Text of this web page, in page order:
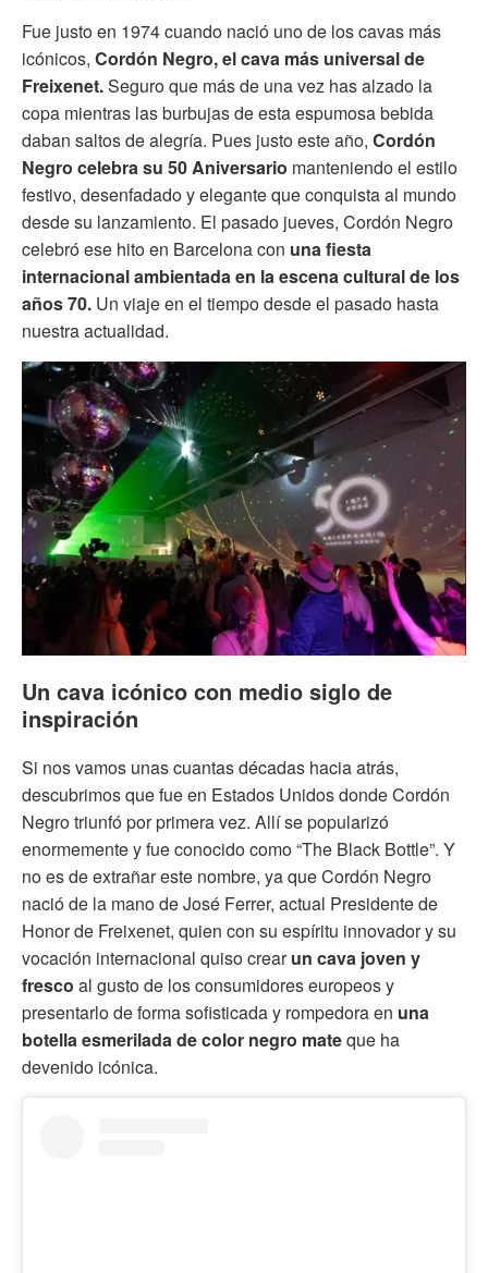
Fue justo en 1974 cuando nació uno de los cavas más
icónicos, Cordón Negro, el cava más universal de
Freixenet.Seguro que más de una vez has alzado la
copa mientras las burbujas de esta espumosa bebida
daban saltos de alegría. Pues justo este año, Cordón
Negro celebra su 50 Aniversario manteniendo el estilo
festivo, desenfadado y elegante que conquista al mundo
desde su lanzamiento. El pasado jueves, Cordón Negro
celebró ese hito en Barcelona con una fiesta
internacional ambientada en la escena cultural de los
años 70. Un viaje en el tiempo desde el pasado hasta
nuestra actualidad.
Un cava icónico con medio siglo de
inspiración
Si nos vamos unas cuantas décadas hacia atrás,
descubrimos que fue en Estados Unidos donde Cordón
Negro triunfó por primera vez. Allí se popularizó
enormemente y fue conocido como “The Black Bottle”. Y
no es de extrañar este nombre, ya que Cordón Negro
nació de la mano de José Ferrer, actual Presidente de
Honor de Freixenet, quien con su espíritu innovador y su
vocación internacional quiso crearun cava joven y
fresco al gusto de los consumidores europeos y
presentarlo de forma sofisticada y rompedora en una
botella esmerilada de color negro mateque ha
devenido icónica.